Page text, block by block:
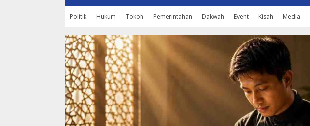
Politik Hukum Tokoh Pemerintahan Dakwah Event Kisah Media